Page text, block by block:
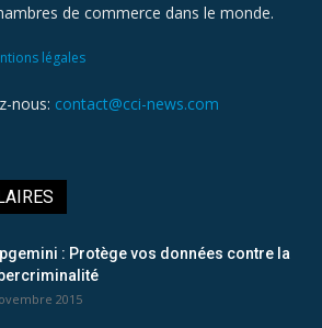
de commerce dans le monde.
légales
nous: contact@cci-news.com
: Protège vos données contre la
2015